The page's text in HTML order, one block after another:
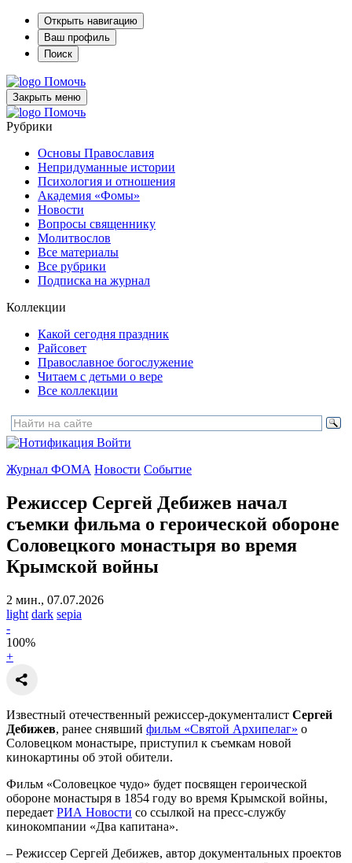
Открыть навигацию
Ваш профиль
Поиск
Помочь
Закрыть меню
Помочь
Рубрики
Основы Православия
Непридуманные истории
Психология и отношения
Академия «Фомы»
Новости
Вопросы священнику
Молитвослов
Все материалы
Все рубрики
Подписка на журнал
Коллекции
Какой сегодня праздник
Райсовет
Православное богослужение
Читаем с детьми о вере
Все коллекции
Войти
Журнал ФОМА Новости Событие
Режиссер Сергей Дебижев начал
съемки фильма о героической обороне
Соловецкого монастыря во время
Крымской войны
2 мин., 07.07.2026
light dark sepia
-
100%
+
Известный отечественный режиссер-документалист Сергей
Дебижев, ранее снявший фильм «Святой Архипелаг» о
Соловецком монастыре, приступил к съемкам новой
кинокартины об этой обители.
Фильм «Соловецкое чудо» будет посвящен героической
обороне монастыря в 1854 году во время Крымской войны,
передает РИА Новости со ссылкой на пресс-службу
кинокомпании «Два капитана».
– Режиссер Сергей Дебижев, автор документальных проектов